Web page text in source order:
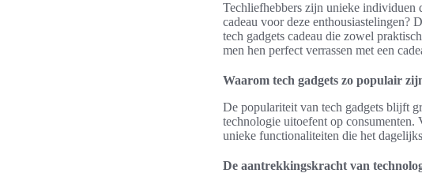
Techliefhebbers zijn unieke individuen
cadeau voor deze enthousiastelingen?
tech gadgets cadeau die zowel
men hen perfect verrassen met een
Waarom tech gadgets zo populair
De populariteit van tech gadgets blijft
technologie uitoefent op consumenten.
unieke functionaliteiten die het
De aantrekkingskracht van